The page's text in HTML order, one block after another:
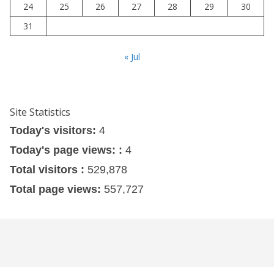
24
25 26 27 28 29
30
31
« Jul
Site Statistics
Today's visitors: 4
Today's page views: : 4
Total visitors : 529,878
Total page views: 557,727